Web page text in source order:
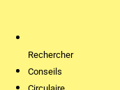
Rechercher
Conseils